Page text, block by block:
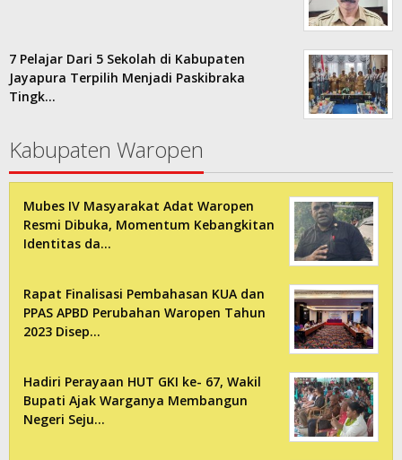
7 Pelajar Dari 5 Sekolah di Kabupaten
Jayapura Terpilih Menjadi Paskibraka
Tingk…
Kabupaten Waropen
Mubes IV Masyarakat Adat Waropen
Resmi Dibuka, Momentum Kebangkitan
Identitas da…
Rapat Finalisasi Pembahasan KUA dan
PPAS APBD Perubahan Waropen Tahun
2023 Disep…
Hadiri Perayaan HUT GKI ke- 67, Wakil
Bupati Ajak Warganya Membangun
Negeri Seju…